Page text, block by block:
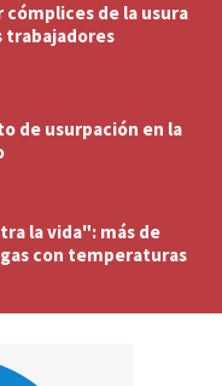
cómplices de la usura
trabajadores
de usurpación en la
la vida": más de
con temperaturas